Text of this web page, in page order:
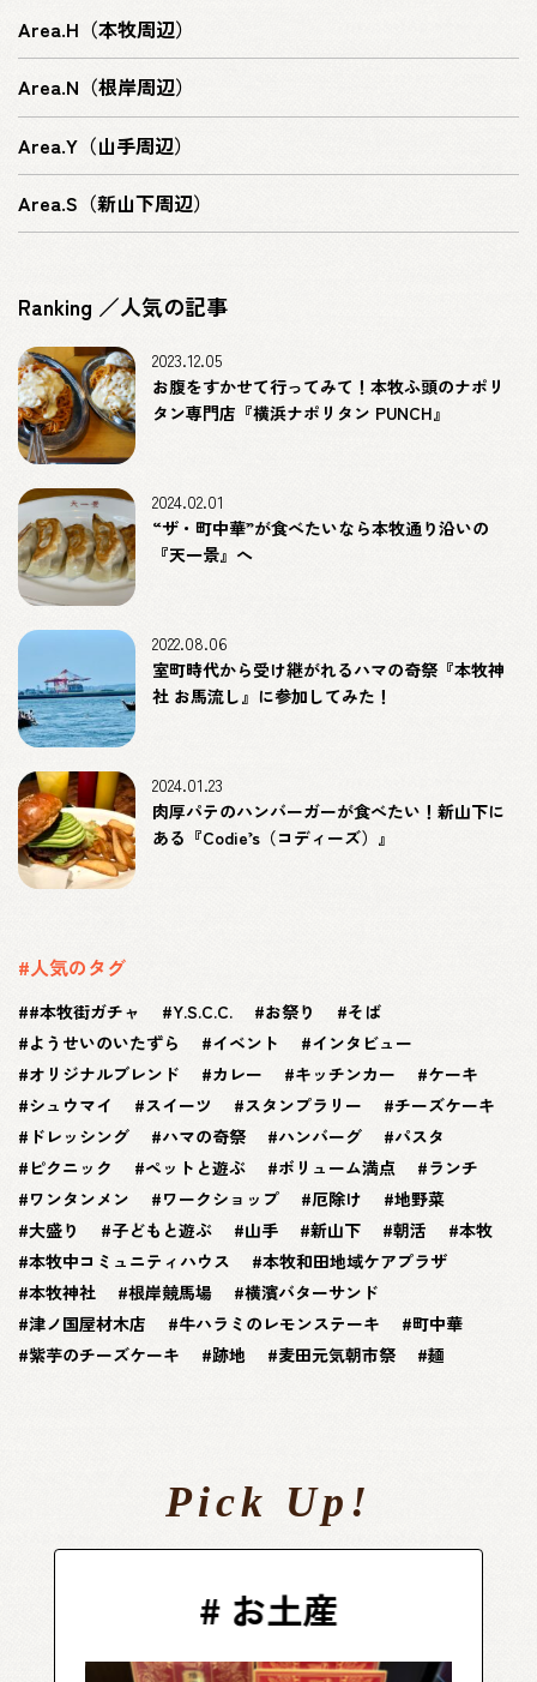
Area.H（本牧周辺）
Area.N（根岸周辺）
Area.Y（山手周辺）
Area.S（新山下周辺）
Ranking ／人気の記事
お腹をすかせて行ってみて！本牧ふ頭のナポリ
タン専門店『横浜ナポリタン PUNCH』
2023.12.05
“ザ・町中華”が食べたいなら本牧通り沿いの
『天一景』へ
2024.02.01
室町時代から受け継がれるハマの奇祭『本牧神
社 お馬流し』に参加してみた！
2022.08.06
肉厚パテのハンバーガーが食べたい！新山下に
ある『Codie’s（コディーズ）』
2024.01.23
#人気のタグ
#本牧街ガチャ Y.S.C.C. お祭り
そば
ようせいのいたずら
イベント
インタビュー
オリジナルブレンド
カレー キッチンカー
ケーキ
シュウマイ
スイーツ スタンプラリー
チーズケーキ
ドレッシング
ハマの奇祭 ハンバーグ
パスタ
ピクニック
ペットと遊ぶ ボリューム満点
ランチ
ワンタンメン
ワークショップ 厄除け
地野菜
大盛り
子どもと遊ぶ 山手 新山下 朝活
本牧
本牧中コミュニティハウス
本牧和田地域ケアプラザ
本牧神社
根岸競馬場
横濱バターサンド
津ノ国屋材木店
牛ハラミのレモンステーキ
町中華
紫芋のチーズケーキ
跡地 麦田元気朝市祭 麺
Pick Up!
# お土産